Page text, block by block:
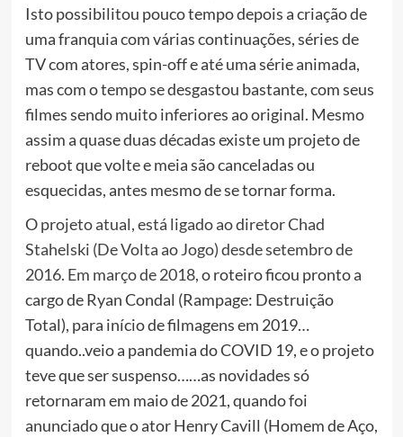
Isto possibilitou pouco tempo depois a criação de
uma franquia com várias continuações, séries de
TV com atores, spin-off e até uma série animada,
mas com o tempo se desgastou bastante, com seus
filmes sendo muito inferiores ao original. Mesmo
assim a quase duas décadas existe um projeto de
reboot que volte e meia são canceladas ou
esquecidas, antes mesmo de se tornar forma.
Oprojeto atual, está ligado ao diretor Chad
Stahelski (De Volta ao Jogo) desde setembro de
2016. Em março de 2018,o roteiro ficou pronto a
cargo de Ryan Condal (Rampage: Destruição
Total), para início de filmagens em 2019…
quando..veio a pandemia do COVID 19, e o projeto
teve que ser suspenso……as novidades só
retornaram em maio de 2021, quando foi
anunciado que o ator Henry Cavill (Homem de Aço,